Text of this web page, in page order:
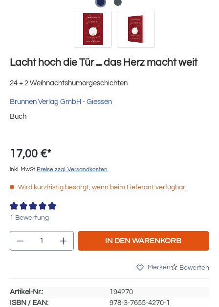
Lacht hoch die Tür ... das Herz macht weit
24 + 2 Weihnachtshumorgeschichten
Brunnen Verlag GmbH - Giessen
Buch
17,00 €*
inkl. MwSt Preise zzgl. Versandkosten
Wird kurzfristig besorgt, wenn beim Lieferant verfügbar.
Durchschnittliche Bewertung von 4 von 5 Sternen
1 Bewertung
Produkt Anzahl: Gib den gewünschten
IN DEN WARENKORB
Merken Bewerten
Artikel-Nr.:
194270
ISBN / EAN:
978-3-7655-4270-1